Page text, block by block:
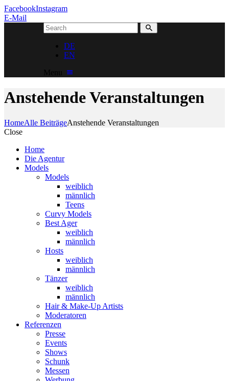
FacebookInstagram
E-Mail
DE
EN
Menu
Anstehende Veranstaltungen
HomeAlle BeiträgeAnstehende Veranstaltungen
Close
Home
Die Agentur
Models
Models
weiblich
männlich
Teens
Curvy Models
Best Ager
weiblich
männlich
Hosts
weiblich
männlich
Tänzer
weiblich
männlich
Hair & Make-Up Artists
Moderatoren
Referenzen
Presse
Events
Shows
Schunk
Messen